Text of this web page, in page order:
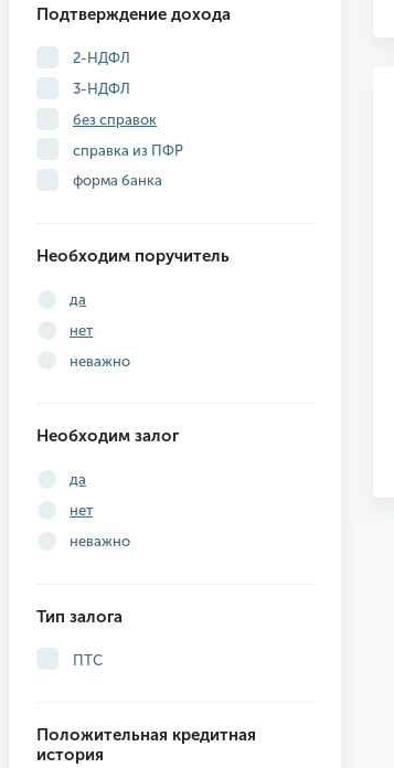
Подтверждение дохода
2-НДФЛ
3-НДФЛ
без справок
справка из ПФР
форма банка
Необходим поручитель
да
нет
неважно
Необходим залог
да
нет
неважно
Тип залога
ПТС
Положительная кредитная
история